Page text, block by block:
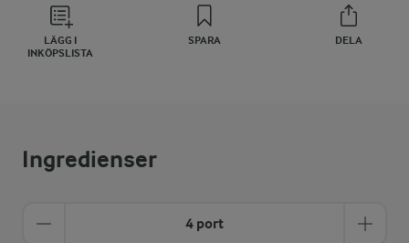
LÄGG I
INKÖPSLISTA
SPARA DELA
Ingredienser
4 port